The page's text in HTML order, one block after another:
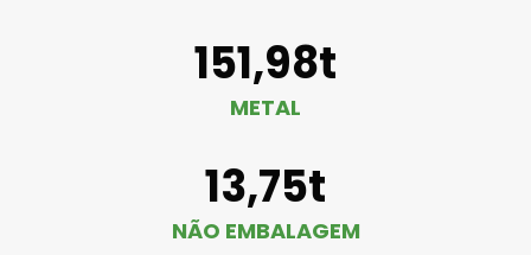
151,98t
METAL
13,75t
NÃO EMBALAGEM